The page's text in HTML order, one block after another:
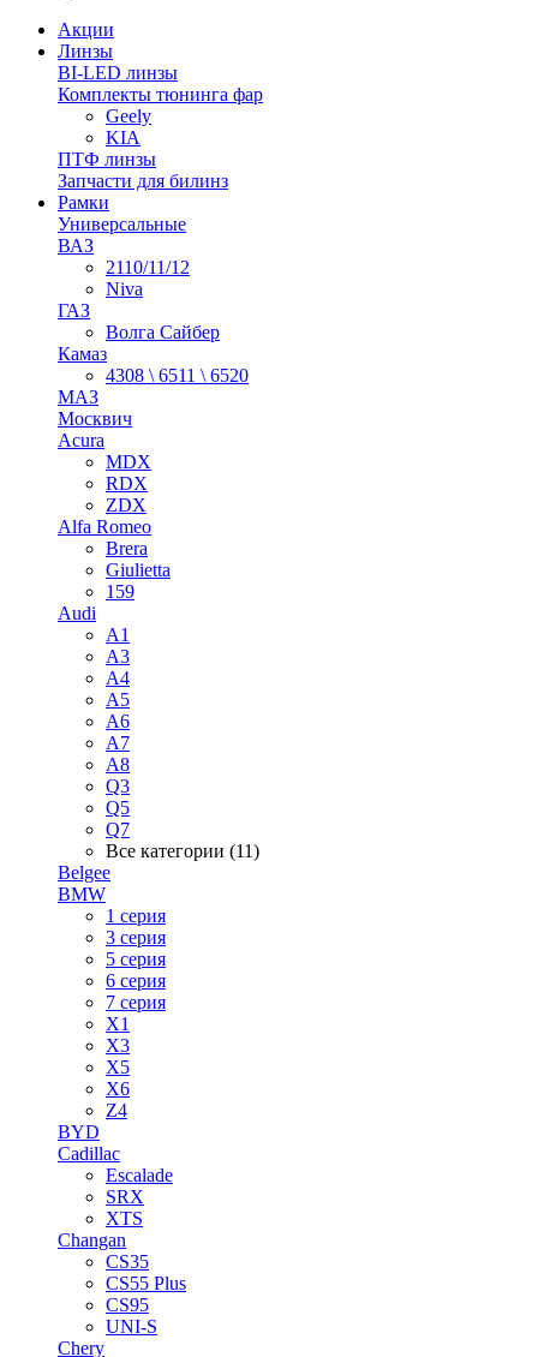
Акции
Линзы
BI-LED линзы
Комплекты тюнинга фар
Geely
KIA
ПТФ линзы
Запчасти для билинз
Рамки
Универсальные
ВАЗ
2110/11/12
Niva
ГАЗ
Волга Сайбер
Камаз
4308 \ 6511 \ 6520
МАЗ
Москвич
Acura
MDX
RDX
ZDX
Alfa Romeo
Brera
Giulietta
159
Audi
A1
A3
A4
A5
A6
A7
A8
Q3
Q5
Q7
Все категории (11)
Belgee
BMW
1 серия
3 серия
5 серия
6 серия
7 серия
X1
X3
X5
X6
Z4
BYD
Cadillac
Escalade
SRX
XTS
Changan
CS35
CS55 Plus
CS95
UNI-S
Chery